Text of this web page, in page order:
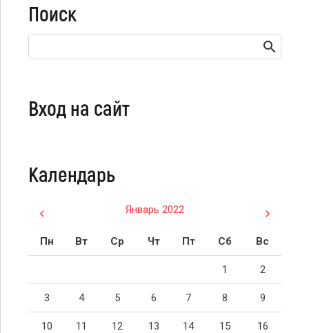
Поиск
Вход на сайт
Календарь
Январь 2022
Пн Вт Ср Чт Пт Сб Вс
1 2
3 4 5 6 7 8 9
10 11 12 13 14 15 16